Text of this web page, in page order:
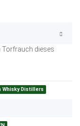
Torfrauch dieses
Whisky Distillers